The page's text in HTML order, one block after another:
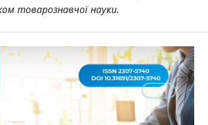
товарознавчої науки.